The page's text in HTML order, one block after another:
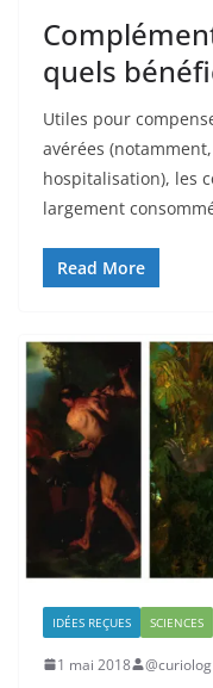
quels
Utiles pour
avérées
hospitalisation), les
largement
Read More
IDÉES REÇUES SCIENCES
1 mai 2018 @curiolog